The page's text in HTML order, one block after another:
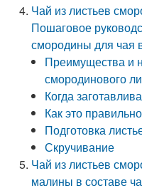
Чай из листьев
Пошаговое
смородины для чая
Преимущества и
смородинового
Когда
Как это
Подготовка
Скручивание
Чай из листьев
малины в составе